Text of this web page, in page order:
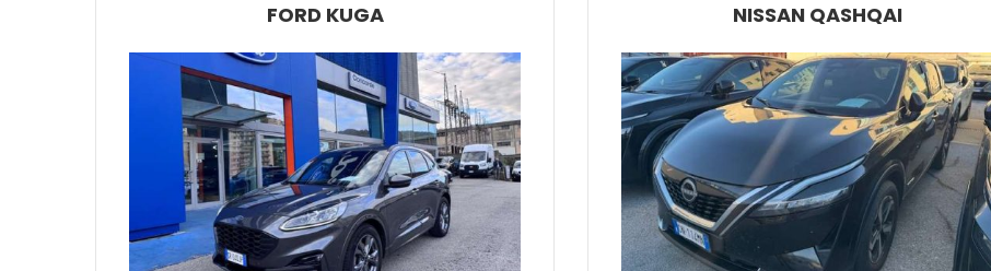
FORD KUGA NISSAN QASHQAI